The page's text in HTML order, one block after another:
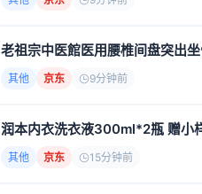
老祖宗中医館医用腰椎间盘突出
其他 京东 9分钟前
润本内衣洗衣液300ml*2瓶 赠小
其他 京东 15分钟前